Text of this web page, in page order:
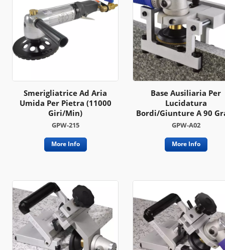
Smerigliatrice Ad Aria
Umida Per Pietra (11000
Giri/min)
GPW-215
More Info
Base Ausiliaria Per
Lucidatura
Bordi/giunture A 90
GPW-A02
More Info